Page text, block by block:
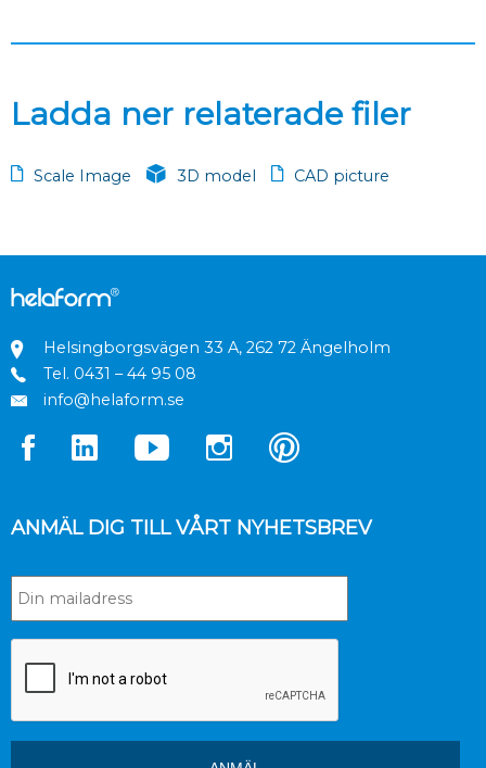
Ladda ner relaterade filer
Scale Image 3D model CAD picture
Helsingborgsvägen 33 A, 262 72 Ängelholm
Tel. 0431 – 44 95 08
info@helaform.se
ANMÄL DIG TILL VÅRT NYHETSBREV